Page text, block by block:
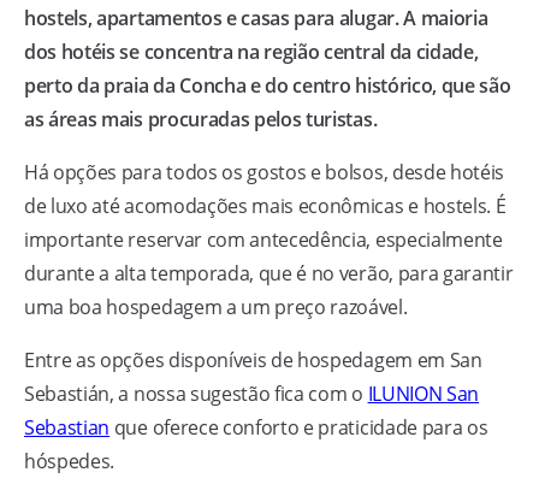
hostels, apartamentos e casas para alugar. A maioria
dos hotéis se concentra na região central da cidade,
perto da praia da Concha e do centro histórico, que são
as áreas mais procuradas pelos turistas.
Há opções para todos os gostos e bolsos, desde hotéis
de luxo até acomodações mais econômicas e hostels. É
importante reservar com antecedência, especialmente
durante a alta temporada, que é no verão, para garantir
uma boa hospedagem a um preço razoável.
Entre as opções disponíveis de hospedagem em San
Sebastián, a nossa sugestão fica com o ILUNION San
Sebastian que oferece conforto e praticidade para os
hóspedes.